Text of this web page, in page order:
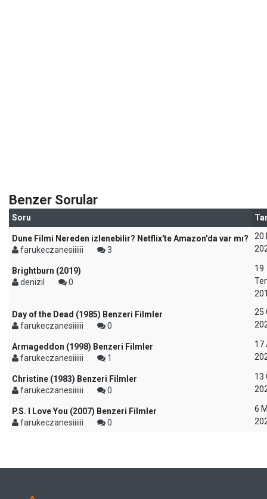
Benzer Sorular
Soru
Dune Filmi Nereden izlenebilir? Netflix'te Amazon'da var mı?
farukeczanesiiiiii
3
20
Brightburn (2019)
denizil
0
19
Day of the Dead (1985) Benzeri Filmler
farukeczanesiiiiii
0
25
Armageddon (1998) Benzeri Filmler
farukeczanesiiiiii
1
17
Christine (1983) Benzeri Filmler
farukeczanesiiiiii
0
13
P.S. I Love You (2007) Benzeri Filmler
farukeczanesiiiiii
0
6